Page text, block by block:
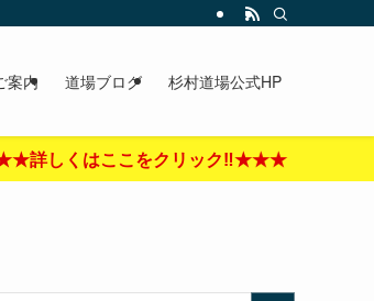
案内 道場ブログ 杉村道場公式HP
クリック‼︎★★★